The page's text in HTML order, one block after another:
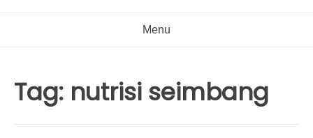
Menu
Tag: nutrisi seimbang